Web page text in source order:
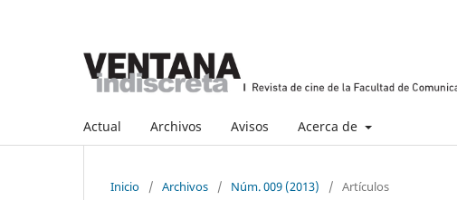
Actual Archivos Avisos Acerca de
Inicio / Archivos / Núm. 009 (2013) / Artículos